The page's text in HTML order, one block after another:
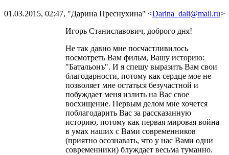
01.03.2015, 02:47, "Дарина Преснухина" <Darina_dali​@​mail.ru>
Игорь Станиславович, доброго дня!
Не так давно мне посчастливилось
посмотреть Вам фильм, Вашу историю:
"Батальонъ". И я спешу выразить Вам свои
благодарности, потому как сердце мое не
позволяет мне остаться безучастной и
побуждает меня излить на Вас свое
восхищение. Первым делом мне хочется
поблагодарить Вас за рассказанную
историю, потому как первая мировая война
в умах наших с Вами современников
(приятно осознавать, что у нас Вами одни
современники) блуждает весьма туманно.